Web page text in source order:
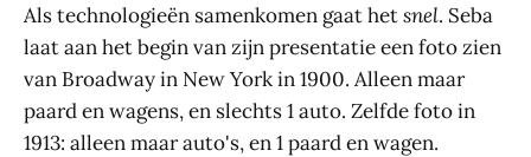
Als technologieën samenkomen gaat hetsnel. Seba
laat aan het begin van zijn presentatie een foto zien
van Broadway in New York in 1900. Alleen maar
paard en wagens, en slechts 1 auto. Zelfde foto in
1913: alleen maar auto's, en 1 paard en wagen.